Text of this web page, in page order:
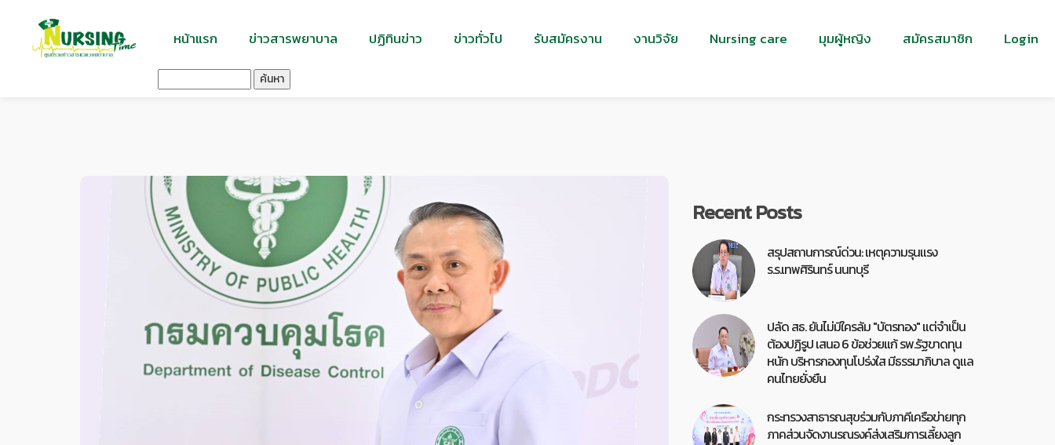
หน้าแรก ข่าวสารพยาบาล ปฏิทินข่าว ข่าวทั่วไป รับสมัครงาน งานวิจัย Nursing care มุมผู้หญิง สมัครสมาชิก Login
ค้นหา
Recent Posts
สรุปสถานการณ์ด่วน: เหตุความรุนแรง
ร.ร.เทพศิรินทร์ นนทบุรี
ปลัด สธ. ยันไม่มีใครล้ม "บัตรทอง" แต่จำเป็น
ต้องปฏิรูป เสนอ 6 ข้อช่วยแก้ รพ.รัฐขาดทุน
หนัก บริหารกองทุนโปร่งใส มีธรรมาภิบาล ดูแล
คนไทยยั่งยืน
กระทรวงสาธารณสุขร่วมกับภาคีเครือข่ายทุก
ภาคส่วนจัดงานรณรงค์ส่งเสริมการเลี้ยงลูก